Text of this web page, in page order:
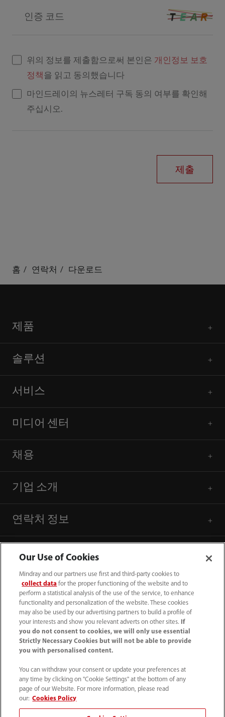
인증 코드
위의 정보를 제출함으로써 본인은 개인정보 보호
정책을 읽고 동의했습니다
마인드레이의 뉴스레터 구독 동의 여부를 확인해
주십시오.
제출
홈 연락처 다운로드
제품
솔루션
서비스
미디어 센터
채용
기업 소개
연락처 정보
(82-2) 5688 040
intl-market@mindray.com
이용 약관｜사이트 맵
개인 정보 처리 방침
Our Use of Cookies
Mindray and our partners use first and third-party cookies to
collect data for the proper functioning of the website and to
perform a statistical analysis of the use of the service, to enhance
functionality and personalization of the website. These cookies
may also be used by our advertising partners to build a profile of
your interests and show you relevant adverts on other sites.
If
you do not consent to cookies, we will only use essential
Strictly Necessary Cookies but will not be able to provide
you with personalised content.
You can withdraw your consent or update your preferences at
any time by clicking on "Cookie Settings" at the bottom of any
page of our Website. For more information, please read
our: Cookies Policy